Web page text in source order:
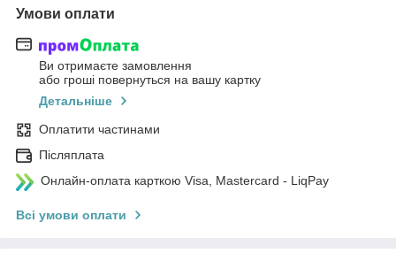
Умови оплати
Ви отримаєте замовлення
або гроші повернуться на вашу картку
Детальніше
Оплатити частинами
Післяплата
Онлайн-оплата карткою Visa, Mastercard - LiqPay
Всі умови оплати